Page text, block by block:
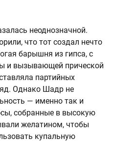
неоднозначной.
что тот создал нечто
барышня из гипса, с
и вызывающей прической
партийных
Однако Шадр не
— именно так и
собранные в высокую
желатином, чтобы
купальную